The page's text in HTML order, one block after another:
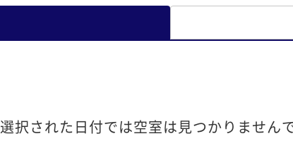
選択された日付では空室は見つかりませんで